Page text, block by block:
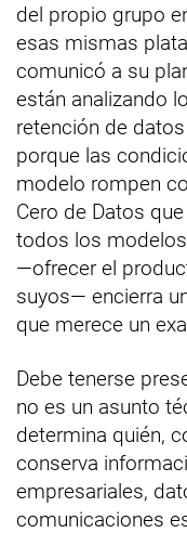
del propio grupo
esas mismas
comunicó a su
están analizando
retención de
porque las
modelo rompen
Cero de Datos
todos los
—ofrecer el
suyos— encierra
que merece un
Debe tenerse
no es un asunto
determina quién,
conserva
empresariales,
comunicaciones